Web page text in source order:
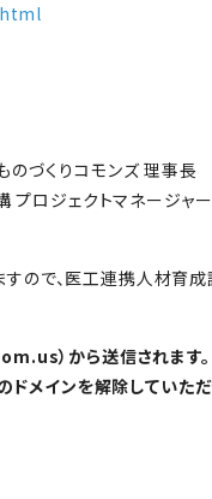
づくりコモンズ 理事長
ロジェクトマネージャー
ので、医工連携人材育
）から送信されます。
メインを解除していただ